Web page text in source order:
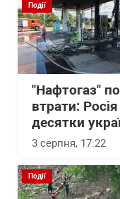
Події
"Нафтогаз"
втрати:
десятки
3 серпня, 17:22
Події